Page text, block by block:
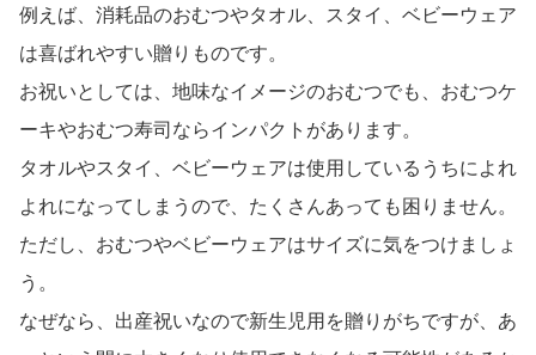
例えば、消耗品のおむつやタオル、スタイ、ベビーウェア
は喜ばれやすい贈りものです。
お祝いとしては、地味なイメージのおむつでも、おむつケ
ーキやおむつ寿司ならインパクトがあります。
タオルやスタイ、ベビーウェアは使用しているうちによれ
よれになってしまうので、たくさんあっても困りません。
ただし、おむつやベビーウェアはサイズに気をつけましょ
う。
なぜなら、出産祝いなので新生児用を贈りがちですが、あ